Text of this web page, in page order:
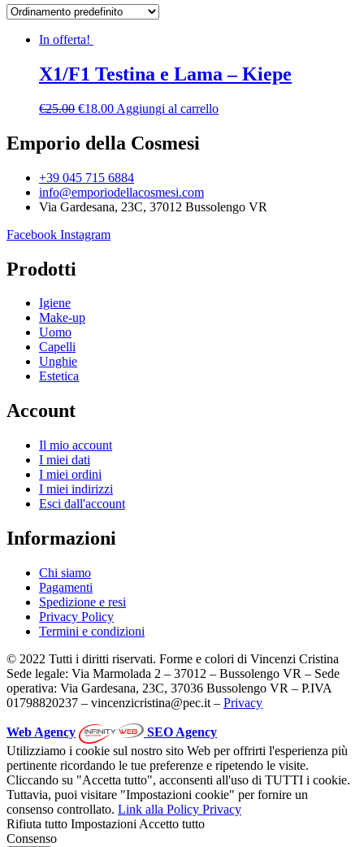
In offerta!
X1/F1 Testina e Lama – Kiepe
€25.00 €18.00 Aggiungi al carrello
Emporio della Cosmesi
+39 045 715 6884
info@emporiodellacosmesi.com
Via Gardesana, 23C, 37012 Bussolengo VR
Facebook Instagram
Prodotti
Igiene
Make-up
Uomo
Capelli
Unghie
Estetica
Account
Il mio account
I miei dati
I miei ordini
I miei indirizzi
Esci dall'account
Informazioni
Chi siamo
Pagamenti
Spedizione e resi
Privacy Policy
Termini e condizioni
© 2022 Tutti i diritti riservati. Forme e colori di Vincenzi Cristina
Sede legale: Via Marmolada 2 – 37012 – Bussolengo VR – Sede
operativa: Via Gardesana, 23C, 37036 Bussolengo VR – P.IVA
01798820237 – vincenzicristina@pec.it – Privacy
Web Agency
SEO Agency
Utilizziamo i cookie sul nostro sito Web per offrirti l'esperienza più
pertinente ricordando le tue preferenze e ripetendo le visite.
Cliccando su "Accetta tutto", acconsenti all'uso di TUTTI i cookie.
Tuttavia, puoi visitare "Impostazioni cookie" per fornire un
consenso controllato. Link alla Policy Privacy
Rifiuta tutto Impostazioni Accetto tutto
Consenso